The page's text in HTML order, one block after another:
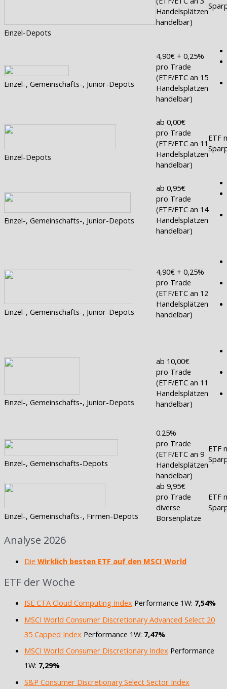
Einzel-Depots
Handelsplätzen
handelbar)
Einzel-, Gemeinschafts-, Junior-Depots
4,90€ + 0,25%
pro Trade
(ETF/ETC an 15
Handelsplätzen
handelbar)
Einzel-Depots
ab 0,00€
pro Trade
(ETF/ETC an 11
Handelsplätzen
handelbar)
ETF
Einzel-, Gemeinschafts-, Junior-Depots
ab 0,95€
pro Trade
(ETF/ETC an 14
Handelsplätzen
handelbar)
Einzel-, Gemeinschafts-, Junior-Depots
4,90€ + 0,25%
pro Trade
(ETF/ETC an 12
Handelsplätzen
handelbar)
Einzel-, Gemeinschafts-, Junior-Depots
ab 10,00€
pro Trade
(ETF/ETC an 11
Handelsplätzen
handelbar)
Einzel-, Gemeinschafts-Depots
0.25%
pro Trade
(ETF/ETC an 9
Handelsplätzen
handelbar)
ETF
Einzel-, Gemeinschafts-, Firmen-Depots
ab 9,95€
pro Trade
diverse
Börsenplätze
ETF
Analyse 2026
Die Wirklich besten ETF auf den MSCI World
ETF der Woche
ISE CTA Cloud Computing Index Performance 1W: 7,54%
MSCI World Consumer Discretionary Advanced Select 20
35 Capped Index Performance 1W: 7,47%
MSCI World Consumer Discretionary Index Performance
1W: 7,29%
S&P Consumer Discretionary Select Sector Index